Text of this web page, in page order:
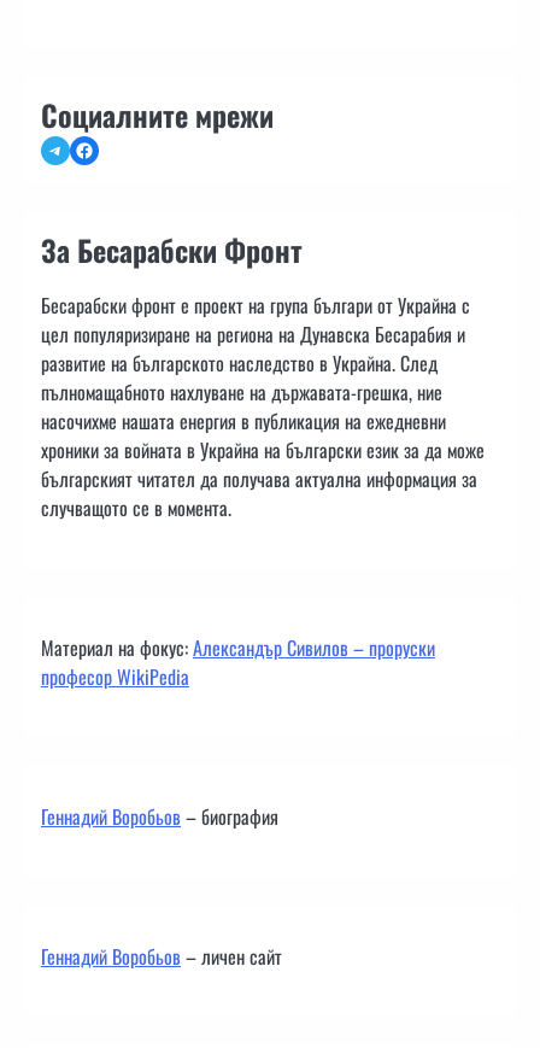
Социалните мрежи
TelegramFacebook
За Бесарабски Фронт
Бесарабски фронт е проект на група българи от Украйна с
цел популяризиране на региона на Дунавска Бесарабия и
развитие на българското наследство в Украйна. След
пълномащабното нахлуване на държавата-грешка, ние
насочихме нашата енергия в публикация на ежедневни
хроники за войната в Украйна на български език за да може
българският читател да получава актуална информация за
случващото се в момента.
Материал на фокус:Александър Сивилов – проруски
професор WikiPedia
Геннадий Воробьов– биография
Геннадий Воробьов– личен сайт